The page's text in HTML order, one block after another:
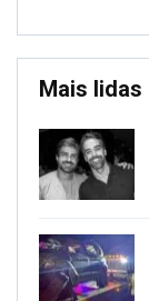
Mais lidas